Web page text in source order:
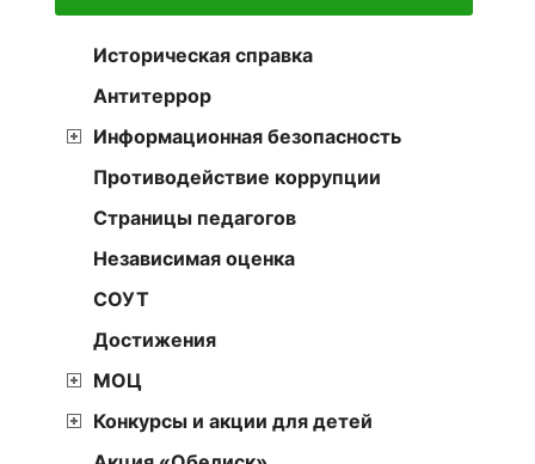
Историческая справка
Антитеррор
Информационная безопасность
Противодействие коррупции
Страницы педагогов
Независимая оценка
СОУТ
Достижения
МОЦ
Конкурсы и акции для детей